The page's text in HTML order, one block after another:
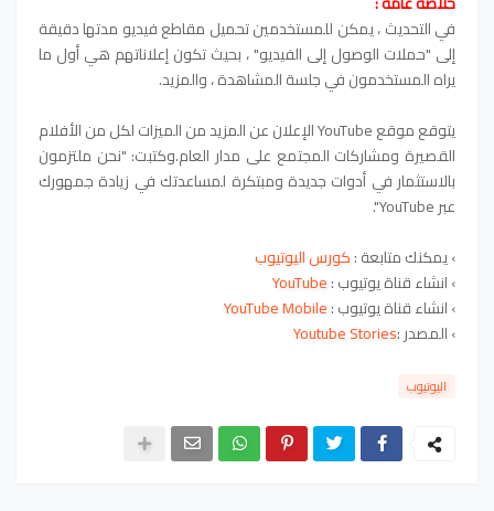
في التحديث ، يمكن للمستخدمين تحميل مقاطع فيديو مدتها دقيقة
إلى "حملات الوصول إلى الفيديو" ، بحيث تكون إعلاناتهم هي أول ما
يراه المستخدمون في جلسة المشاهدة ، والمزيد.
يتوقع موقع YouTube الإعلان عن المزيد من الميزات لكل من الأفلام
القصيرة ومشاركات المجتمع على مدار العام.وكتبت: "نحن ملتزمون
بالاستثمار في أدوات جديدة ومبتكرة لمساعدتك في زيادة جمهورك
عبر YouTube".
› يمكنك متابعة :كورس اليوتيوب
› انشاء قناة يوتيوب :YouTube
› انشاء قناة يوتيوب :YouTube Mobile
› المصدر :Youtube Stories
اليوتيوب